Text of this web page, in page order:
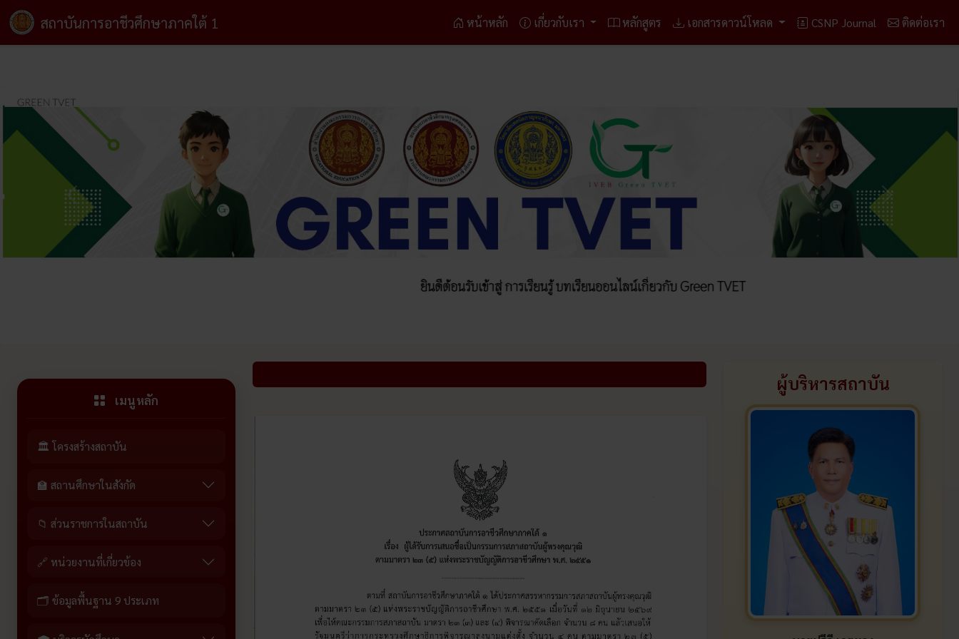
สถาบันการอาชีวศึกษาภาคใต้ 1 หน้าหลัก เกี่ยวกับเรา หลักสูตร เอกสารดาวน์โหลด CSNP Journal ติดต่อเรา
ก่อนหน้า ถัดไป
เมนูหลัก
🏛️ โครงสร้างสถาบัน
🏫 สถานศึกษาในสังกัด
📁 ส่วนราชการในสถาบัน
🔗 หน่วยงานที่เกี่ยวข้อง
🗂️ ข้อมูลพื้นฐาน 9 ประเภท
ธ สถิตในดวงใจไทยนิรันดร์ ขอน้อมถวายอาลัย สมเด็จพระเจ้
ผู้บริหารสถาบัน